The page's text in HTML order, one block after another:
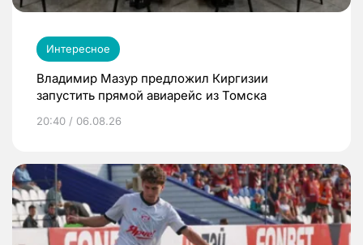
Интересное
Владимир Мазур предложил Киргизии
запустить прямой авиарейс из Томска
20:40 / 06.08.26